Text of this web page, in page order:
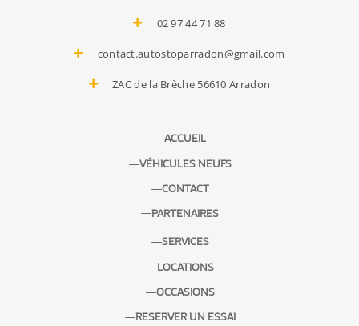
o
k
02 97 44 71 88
contact.autostoparradon@gmail.com
ZAC de la Brèche 56610 Arradon
ACCUEIL
VÉHICULES NEUFS
CONTACT
PARTENAIRES
SERVICES
LOCATIONS
OCCASIONS
RESERVER UN ESSAI